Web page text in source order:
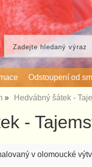
Odstoupení od
Hedvábný šátek -
-
v olomoucké